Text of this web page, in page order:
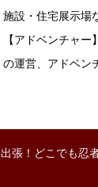
施設・住宅展示場
【アドベンチャ
の運営、アドベン
出張！どこでも忍